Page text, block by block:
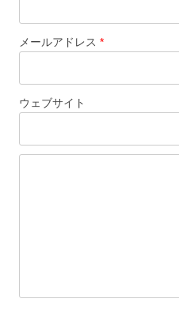
メールアドレス *
ウェブサイト